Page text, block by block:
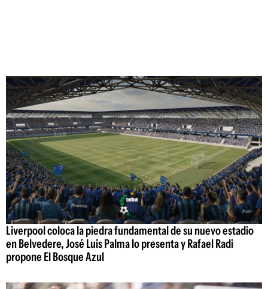
Liverpool coloca la piedra fundamental de su nuevo estadio
en Belvedere, José Luis Palma lo presenta y Rafael Radi
propone El Bosque Azul